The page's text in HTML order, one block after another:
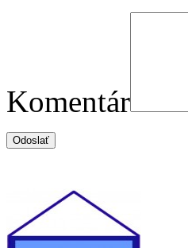
Komentár